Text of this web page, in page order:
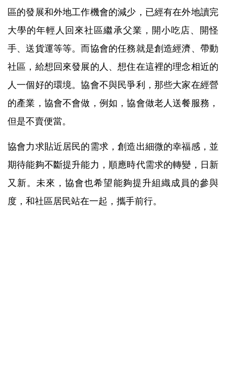
區的發展和外地工作機會的減少，已經有在外地讀完
大學的年輕人回來社區繼承父業，開小吃店、開怪
手、送貨運等等。而協會的任務就是創造經濟、帶動
社區，給想回來發展的人、想住在這裡的理念相近的
人一個好的環境。協會不與民爭利，那些大家在經營
的產業，協會不會做，例如，協會做老人送餐服務，
但是不賣便當。
協會力求貼近居民的需求，創造出細微的幸福感，並
期待能夠不斷提升能力，順應時代需求的轉變，日新
又新。未來，協會也希望能夠提升組織成員的參與
度，和社區居民站在一起，攜手前行。